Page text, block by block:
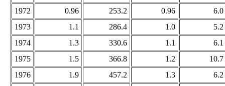
1972
0.96 253.2 0.96
6.0
1973
1.1 286.4 1.0
5.2
1974
1.3 330.6 1.1
6.1
1975
1.5 366.8 1.2
10.7
1976
1.9 457.2 1.3
6.2